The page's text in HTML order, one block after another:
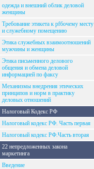
одежда и внешний облик деловой
женщины
Требование этикета к рfбочему месту
и служебному помещению
Этика служебных взаимоотношений
мужчины и женщины
Этика письменного делового
общения и обмена деловой
информацией по факсу
Механизмы внедрения этических
принципов и норм в практику
деловых отношений
Налоговый Кодекс РФ
Налоговый кодекс РФ. Часть первая
Налоговый кодекс РФ.Часть вторая
22 непредложенных закона
маркетинга
Введение